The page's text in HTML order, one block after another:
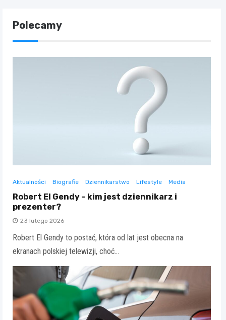
Polecamy
Aktualności Biografie Dziennikarstwo Lifestyle Media
Robert El Gendy – kim jest dziennikarz i
prezenter?
23 lutego 2026
Robert El Gendy to postać, która od lat jest obecna na
ekranach polskiej telewizji, choć…